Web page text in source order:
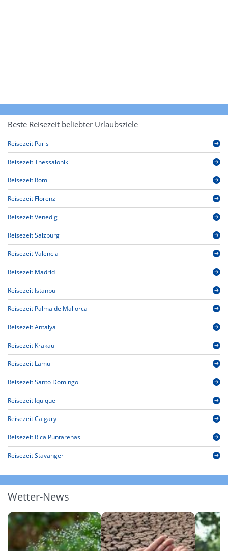
Beste Reisezeit beliebter Urlaubsziele
Reisezeit Paris
Reisezeit Thessaloniki
Reisezeit Rom
Reisezeit Florenz
Reisezeit Venedig
Reisezeit Salzburg
Reisezeit Valencia
Reisezeit Madrid
Reisezeit Istanbul
Reisezeit Palma de Mallorca
Reisezeit Antalya
Reisezeit Krakau
Reisezeit Lamu
Reisezeit Santo Domingo
Reisezeit Iquique
Reisezeit Calgary
Reisezeit Rica Puntarenas
Reisezeit Stavanger
Wetter-News